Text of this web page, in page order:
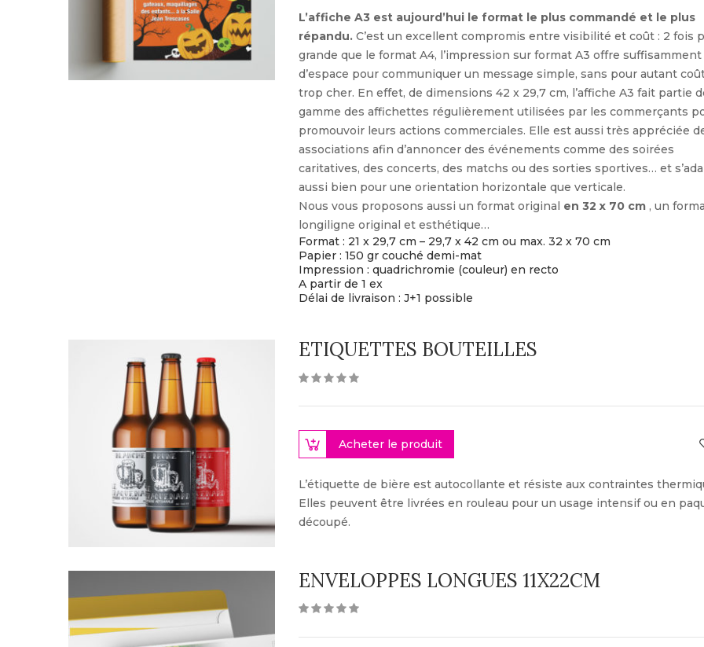
L’affiche A3 est aujourd’hui le format le plus commandé et le plus
répandu. C’est un excellent compromis entre visibilité et coût : 2 fois
grande que le format A4, l’impression sur format A3 offre suffisamment
d’espace pour communiquer un message simple, sans pour autant
trop cher. En effet, de dimensions 42 x 29,7 cm, l’affiche A3 fait partie
gamme des affichettes régulièrement utilisées par les commerçants
promouvoir leurs actions commerciales. Elle est aussi très appréciée
associations afin d’annoncer des événements comme des soirées
caritatives, des concerts, des matchs ou des sorties sportives… et
aussi bien pour une orientation horizontale que verticale.
Nous vous proposons aussi un format original en 32 x 70 cm , un
longiligne original et esthétique…
Format : 21 x 29,7 cm – 29,7 x 42 cm ou max. 32 x 70 cm
Papier : 150 gr couché demi-mat
Impression : quadrichromie (couleur) en recto
A partir de 1 ex
Délai de livraison : J+1 possible
ETIQUETTES BOUTEILLES
Acheter le produit
L’étiquette de bière est autocollante et résiste aux contraintes
Elles peuvent être livrées en rouleau pour un usage intensif ou en
découpé.
ENVELOPPES LONGUES 11X22CM